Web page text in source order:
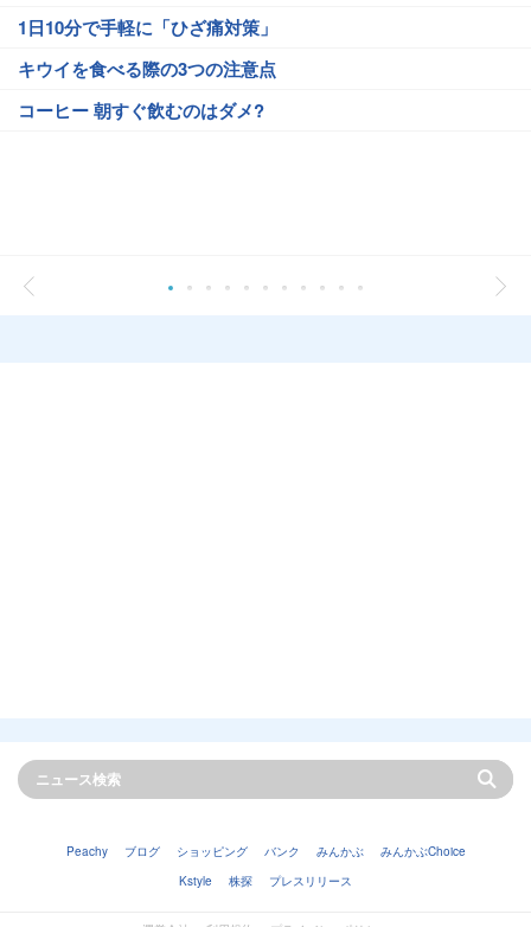
1日10分で手軽に「ひざ痛対策」
キウイを食べる際の3つの注意点
コーヒー 朝すぐ飲むのはダメ?
Peachy ブログ ショッピング バンク みんかぶ
みんかぶChoice
Kstyle
株探 プレスリリース